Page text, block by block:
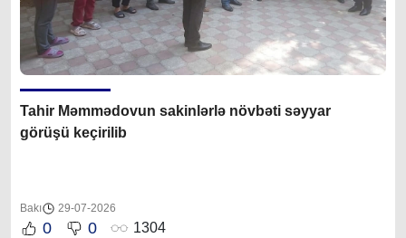
Tahir Məmmədovun sakinlərlə növbəti səyyar
görüşü keçirilib
Bakı 29-07-2026
0 0 1304